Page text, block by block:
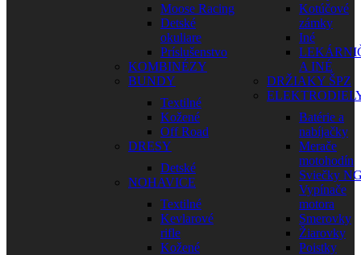
Moose Racing
Detské
okuliare
Príslušenstvo
KOMBINÉZY
BUNDY
Textilné
Kožené
Off Road
DRESY
Detské
NOHAVICE
Textilné
Kevlarové
rifle
Kožené
Kotúčové
zámky
Iné
A INÉ
DRŽIAKY ŠPZ
Batérie a
nabíjačky
Merače
motohodín
Sviečky
Vypínače
motora
Smerovky
Žiarovky
Poistky